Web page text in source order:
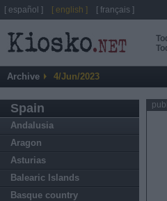
Archive 4/Jun/2023
Spain
Andalusia
Aragon
Asturias
Balearic Islands
Basque country
[ español ] [ english ] [ français ]